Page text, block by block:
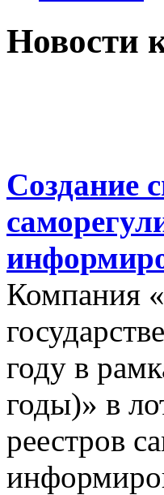
Новости
Создание
Компания
году в
годы)» в
реестров